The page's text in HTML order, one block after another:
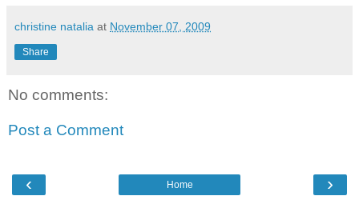
christine natalia at November 07, 2009
Share
No comments:
Post a Comment
‹ ›
Home